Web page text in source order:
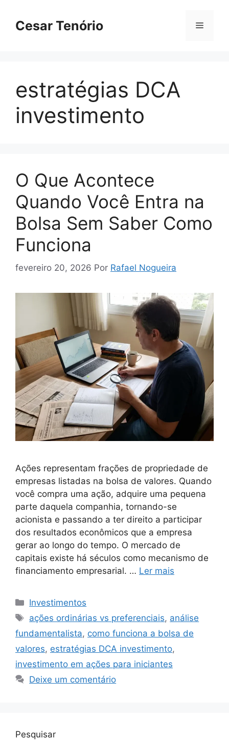
Cesar Tenório Menu
estratégias DCA
investimento
O Que Acontece
Quando Você Entra na
Bolsa Sem Saber Como
Funciona
fevereiro 20, 2026 Por Rafael Nogueira
Ações representam frações de propriedade de
empresas listadas na bolsa de valores. Quando
você compra uma ação, adquire uma pequena
parte daquela companhia, tornando-se
acionista e passando a ter direito a participar
dos resultados econômicos que a empresa
gerar ao longo do tempo. O mercado de
capitais existe há séculos como mecanismo de
financiamento empresarial. … Ler mais
Categorias
Investimentos
Tags
ações ordinárias vs preferenciais, análise
fundamentalista, como funciona a bolsa de
valores, estratégias DCA investimento,
investimento em ações para iniciantes
Deixe um comentário
Pesquisar